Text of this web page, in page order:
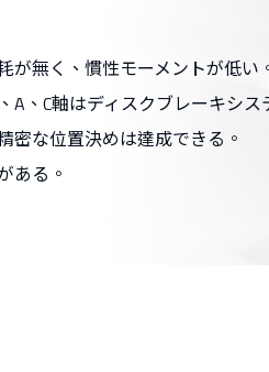
が無く、慣性モーメントが低い
、C軸はディスクブレーキシ
密な位置決めは達成できる。
ある。